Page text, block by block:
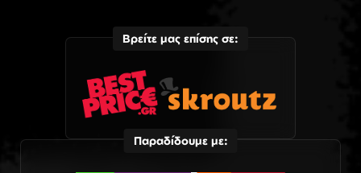
Βρείτε μας επίσης σε:
Παραδίδουμε με: